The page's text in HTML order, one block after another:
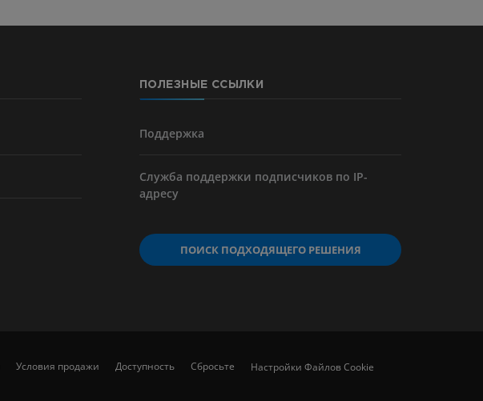
ПОЛЕЗНЫЕ ССЫЛКИ
Поддержка
Служба поддержки подписчиков по IP-
адресу
ПОИСК ПОДХОДЯЩЕГО РЕШЕНИЯ
Условия продажи Доступность Сбросьте Настройки Файлов Cookie